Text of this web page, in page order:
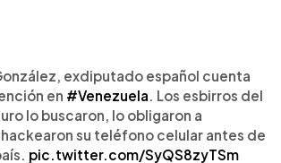
exdiputado español cuenta
en #Venezuela . Los esbirros del
lo buscaron, lo obligaron a
su teléfono celular antes de
pic.twitter.com/SyQS8zyTSm